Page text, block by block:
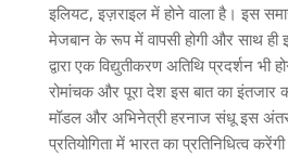
इलियट, इज़राइल में होने वाला है। इस
मेजबान के रूप में वापसी होगी और साथ ही
द्वारा एक विद्युतीकरण अतिथि प्रदर्शन भी
रोमांचक और पूरा देश इस बात का इंतजार
मॉडल और अभिनेत्री हरनाज संधू इस
प्रतियोगिता में भारत का प्रतिनिधित्व